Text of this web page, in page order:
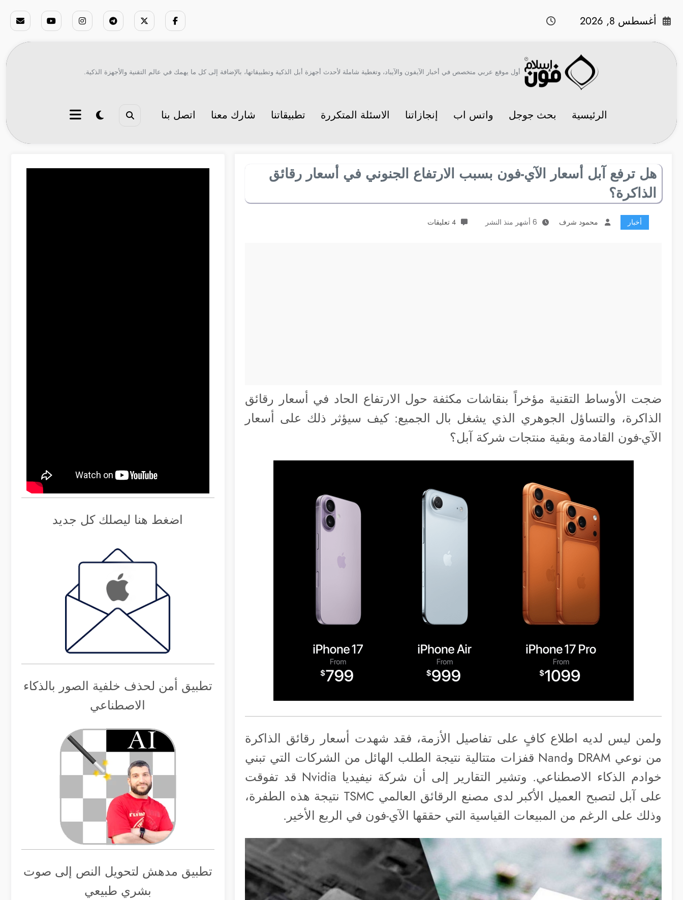
أغسطس 8, 2026
أول موقع عربي متخصص في أخبار الآيفون والآيباد، وتغطية شاملة لأحدث أجهزة أبل الذكية وتطبيقاتها، بالإضافة إلى كل ما يهمك في عالم التقنية والأجهزة الذكية.
الرئيسية بحث جوجل واتس اب إنجازاتنا الاسئلة المتكررة تطبيقاتنا شارك معنا اتصل بنا
هل ترفع آبل أسعار الآي-فون بسبب الارتفاع الجنوني في أسعار رقائق
الذاكرة؟
أخبار محمود شرف 6 أشهر منذ النشر 4 تعليقات
ضجت الأوساط التقنية مؤخراً بنقاشات مكثفة حول الارتفاع الحاد في أسعار رقائق
الذاكرة، والتساؤل الجوهري الذي يشغل بال الجميع: كيف سيؤثر ذلك على أسعار
الآي-فون القادمة وبقية منتجات شركة آبل؟
ولمن ليس لديه اطلاع كافٍ على تفاصيل الأزمة، فقد شهدت أسعار رقائق الذاكرة
من نوعي DRAM وNand قفزات متتالية نتيجة الطلب الهائل من الشركات التي تبني
خوادم الذكاء الاصطناعي. وتشير التقارير إلى أن شركة نيفيديا Nvidia قد تفوقت
على آبل لتصبح العميل الأكبر لدى مصنع الرقائق العالمي TSMC نتيجة هذه الطفرة،
وذلك على الرغم من المبيعات القياسية التي حققها الآي-فون في الربع الأخير.
اضغط هنا ليصلك كل جديد
تطبيق أمن لحذف خلفية الصور بالذكاء
الاصطناعي
تطبيق مدهش لتحويل النص إلى صوت
بشري طبيعي